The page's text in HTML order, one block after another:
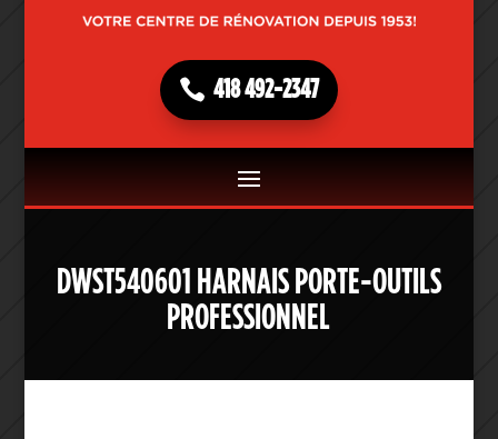
418 492-2347
DWST540601 HARNAIS PORTE-OUTILS
PROFESSIONNEL